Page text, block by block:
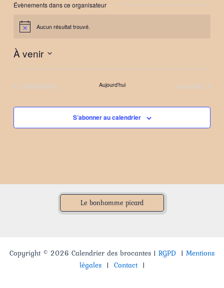
Évènements dans ce organisateur
Notice Aucun résultat trouvé.
À venir
Sélectionnez
date.Évènements
précédents Aujourd’hui Évènements
suivants
S’abonner au calendrier
Le bonhomme picard
Copyright © 2026 Calendrier des brocantes | RGPD | Mentions
légales| Contact|